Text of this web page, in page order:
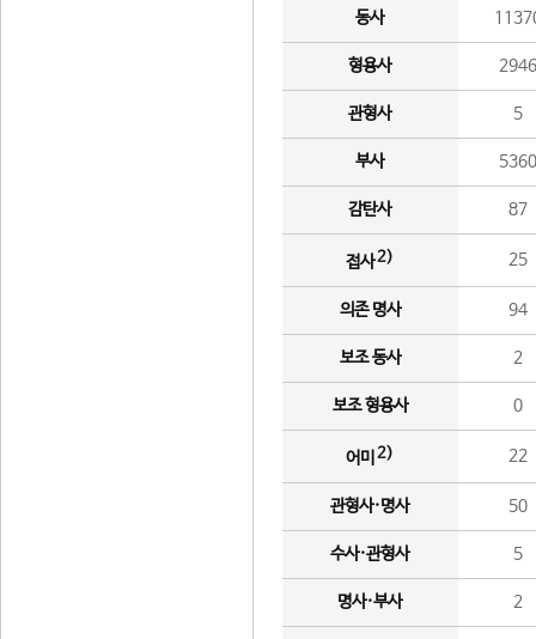
동사
형용사 2946
관형사 5
부사 5360
감탄사 87
접사2) 25
의존 명사 94
보조 동사 2
보조 형용사 0
어미 2) 22
관형사·명사 50
수사·관형사 5
명사·부사 2